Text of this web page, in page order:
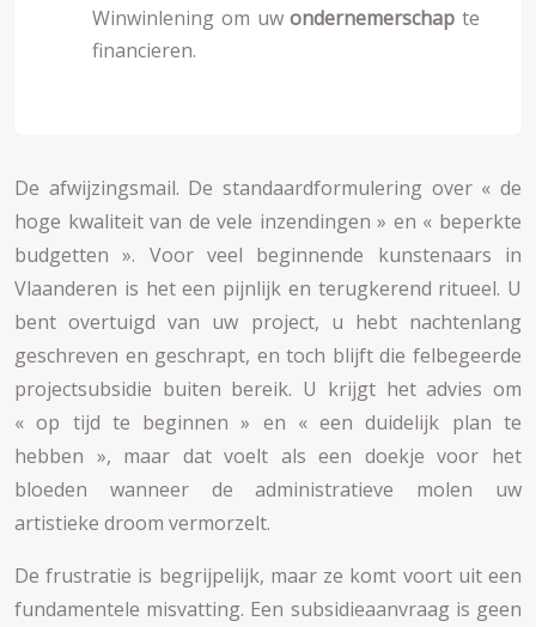
Winwinlening om uwondernemerschap te
financieren.
De afwijzingsmail. De standaardformulering over « de
hoge kwaliteit van de vele inzendingen » en « beperkte
budgetten ». Voor veel beginnende kunstenaars in
Vlaanderen is het een pijnlijk en terugkerend ritueel. U
bent overtuigd van uw project, u hebt nachtenlang
geschreven en geschrapt, en toch blijft die felbegeerde
projectsubsidie buiten bereik. U krijgt het advies om
« op tijd te beginnen » en « een duidelijk plan te
hebben », maar dat voelt als een doekje voor het
bloeden wanneer de administratieve molen uw
artistieke droom vermorzelt.
De frustratie is begrijpelijk, maar ze komt voort uit een
fundamentele misvatting. Een subsidieaanvraag is geen